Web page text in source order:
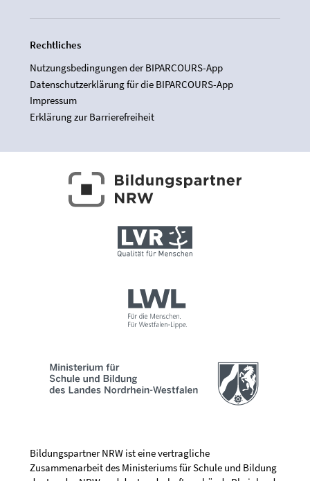
Rechtliches
Nutzungsbedingungen der BIPARCOURS-App
Datenschutzerklärung für die BIPARCOURS-App
Impressum
Erklärung zur Barrierefreiheit
Bildungspartner NRW ist eine vertragliche
Zusammenarbeit des Ministeriums für Schule und Bildung